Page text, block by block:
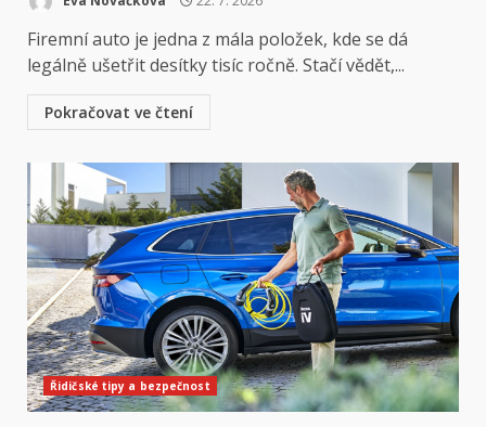
Firemní auto je jedna z mála položek, kde se dá
legálně ušetřit desítky tisíc ročně. Stačí vědět,...
Pokračovat ve čtení
Řidičské tipy a bezpečnost